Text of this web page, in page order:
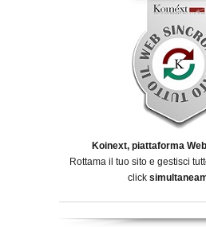
Koinext, piattaforma
Rottama il tuo sito e gestisci
click